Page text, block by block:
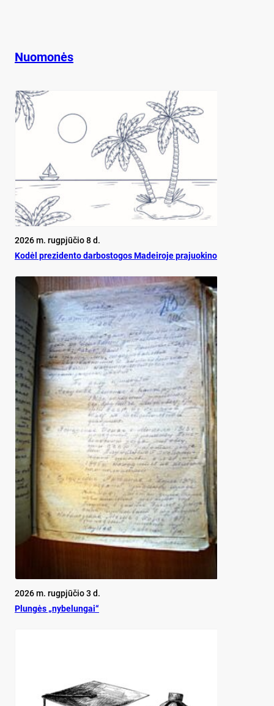
Nuomonės
2026 m. rugpjūčio 8 d.
Ko­dėl pre­zi­den­to dar­bos­to­gos Ma­dei­ro­je pra­juo­ki­no
2026 m. rugpjūčio 3 d.
Plun­gės „ny­be­lun­gai“